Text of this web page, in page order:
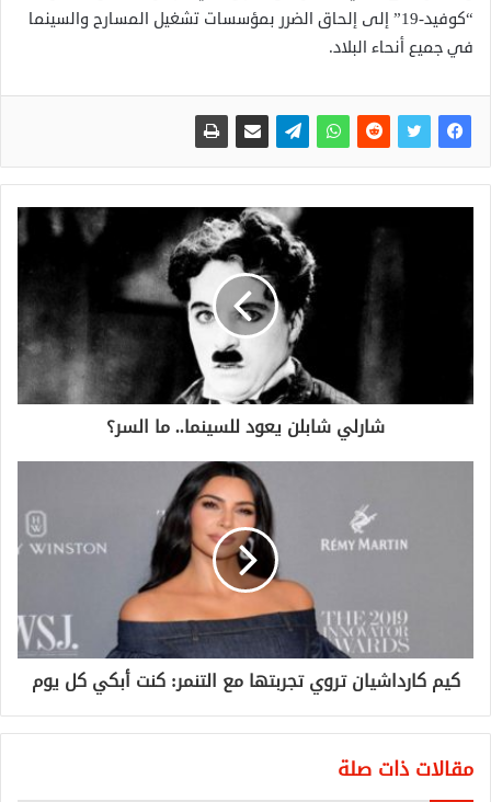
“كوفيد-19” إلى إلحاق الضرر بمؤسسات تشغيل المسارح والسينما
في جميع أنحاء البلاد.
شارلي شابلن يعود للسينما.. ما السر؟
كيم كارداشيان تروي تجربتها مع التنمر: كنت أبكي كل يوم
مقالات ذات صلة